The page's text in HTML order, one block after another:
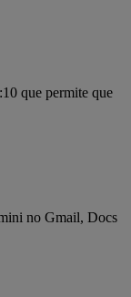
que permite que
no Gmail, Docs